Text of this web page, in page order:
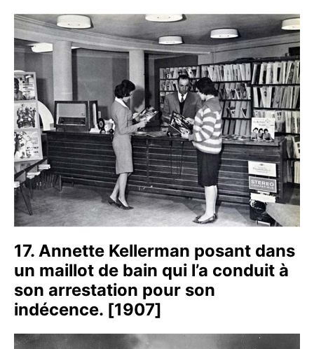
17. Annette Kellerman posant dans
un maillot de bain qui l’a conduit à
son arrestation pour son
indécence. [1907]